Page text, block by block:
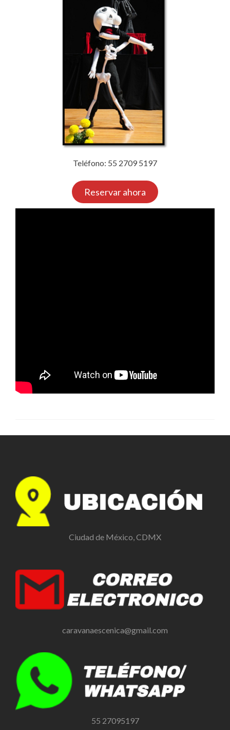
Teléfono: 55 2709 5197
Reservar ahora
Ciudad de México, CDMX
caravanaescenica@gmail.com
55 27095197